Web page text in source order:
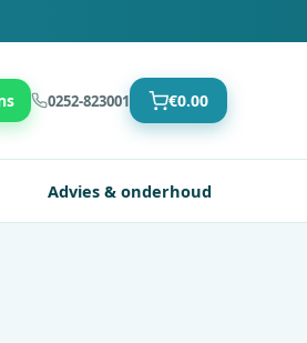
0252-823001 €0.00
Advies & onderhoud